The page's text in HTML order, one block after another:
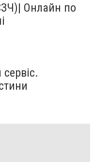
Онлайн по